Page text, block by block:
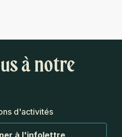
à notre
d'activités
à l'infolettre